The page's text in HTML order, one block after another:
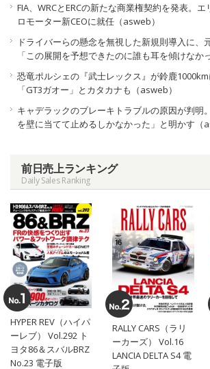
FIA、WRCとERCの新たな商業権契約を発表。
ロモーター新CEOに就任（asweb）
ドライバーらの懸念を無視した新規則導入に、
「この展開を予想できたのに誰も耳を傾けなか
恐竜ポルシェの『武士レックス』が鈴鹿
「GT3ガオー」とカタカナも（asweb）
キャデラックのブレーキトラブルの原因が判明
を壁に当てて止めるしかなかった」と明かす（
前日売上ランキング
Daily Sales Ranking
HYPER REV（ハイパ
ーレブ） Vol.292 ト
ヨタ86＆スバルBRZ
No.23 電子版
RALLY CARS（ラリ
ーカーズ） Vol.16
LANCIA DELTA S4 電